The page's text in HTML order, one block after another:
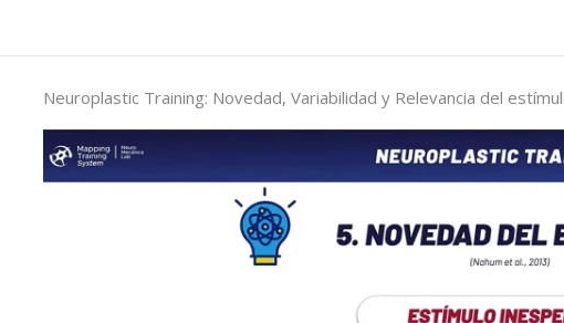
Neuroplastic Training: Novedad, Variabilidad y Relevancia del